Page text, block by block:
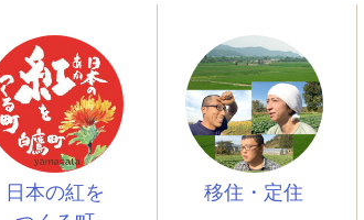
日本の紅を
移住・定住